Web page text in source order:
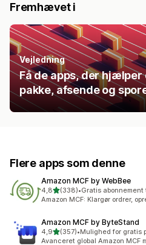
Fremhævet i
Vejledning
Få de apps, der hjælper
pakke, afsende og
Flere apps som denne
Amazon MCF by WebBee
4,8ud af 5 stjerner
(338)
338 anmeldelser i alt
•Gratis
Amazon MCF: Klargør ordrer,
Amazon MCF by ByteStand
4,9ud af 5 stjerner
(357)
357 anmeldelser i alt
•Mulighed for gratis
Avanceret global Amazon MCF